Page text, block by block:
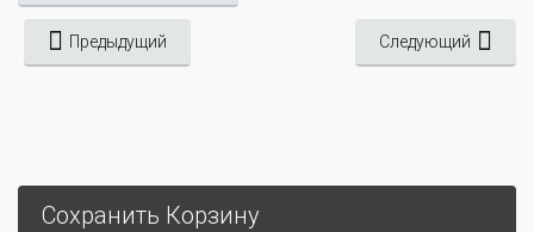
Предыдущий Следующий
Сохранить Корзину